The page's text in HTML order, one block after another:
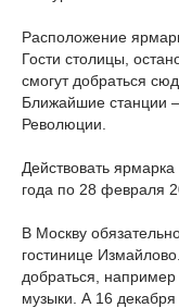
Расположение
Гости столицы,
смогут добраться
Ближайшие станции
Революции.
Действовать
года по 28 февраля
В Москву
гостинице
добраться,
музыки. А 16